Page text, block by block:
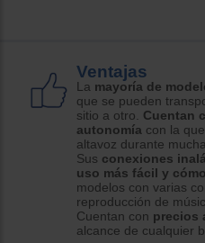
Ventajas
La mayoría de
que se pueden
sitio a otro. Cuentan
autonomía con la
altavoz durante
Sus conexiones
uso más fácil y
modelos con varias
reproducción de
Cuentan con precios
alcance de cualquier